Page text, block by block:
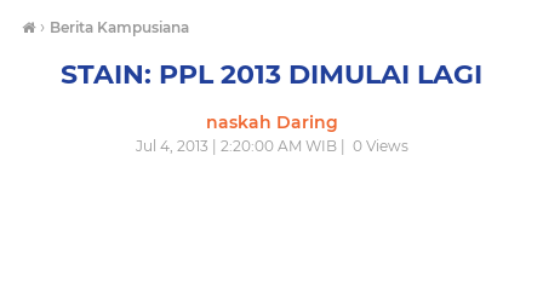
› Berita Kampusiana
STAIN: PPL 2013 DIMULAI LAGI
naskah Daring
Jul 4, 2013 | 2:20:00 AM WIB | 0Views